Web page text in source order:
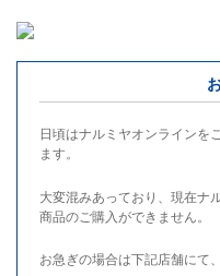
日頃はナルミヤオンラインを
ます。
大変混みあっており、現在ナ
商品のご購入ができません。
お急ぎの場合は下記店舗にて